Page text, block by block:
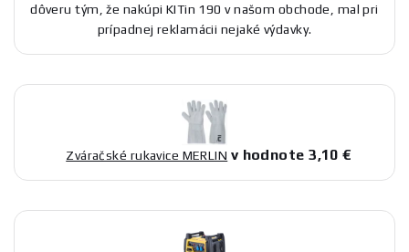
dôveru tým, že nakúpi KITin 190 v našom obchode, mal pri
prípadnej reklamácii nejaké výdavky.
Zváračské rukavice MERLIN v hodnote 3,10 €